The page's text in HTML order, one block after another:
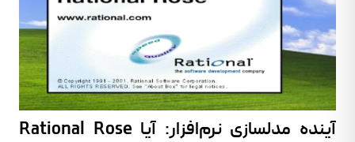
آینده مدلسازی نرم‌افزار: آیا Rational Rose